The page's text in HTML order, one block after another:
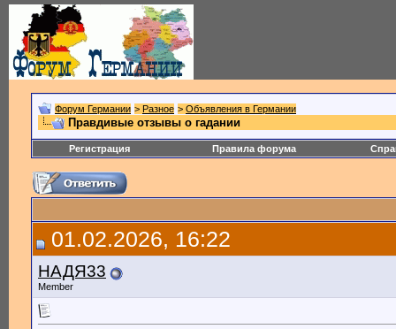
Форум Германии > Разное > Объявления в Германии
Правдивые отзывы о гадании
Регистрация Правила форума
01.02.2026, 16:22
НАДЯ33
Member